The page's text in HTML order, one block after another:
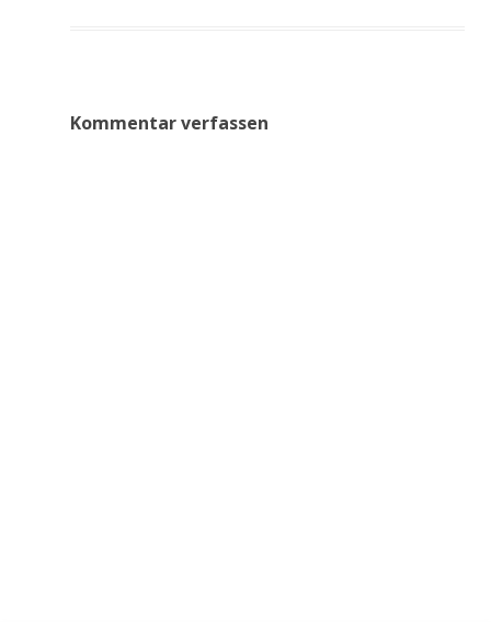
Kommentar verfassen